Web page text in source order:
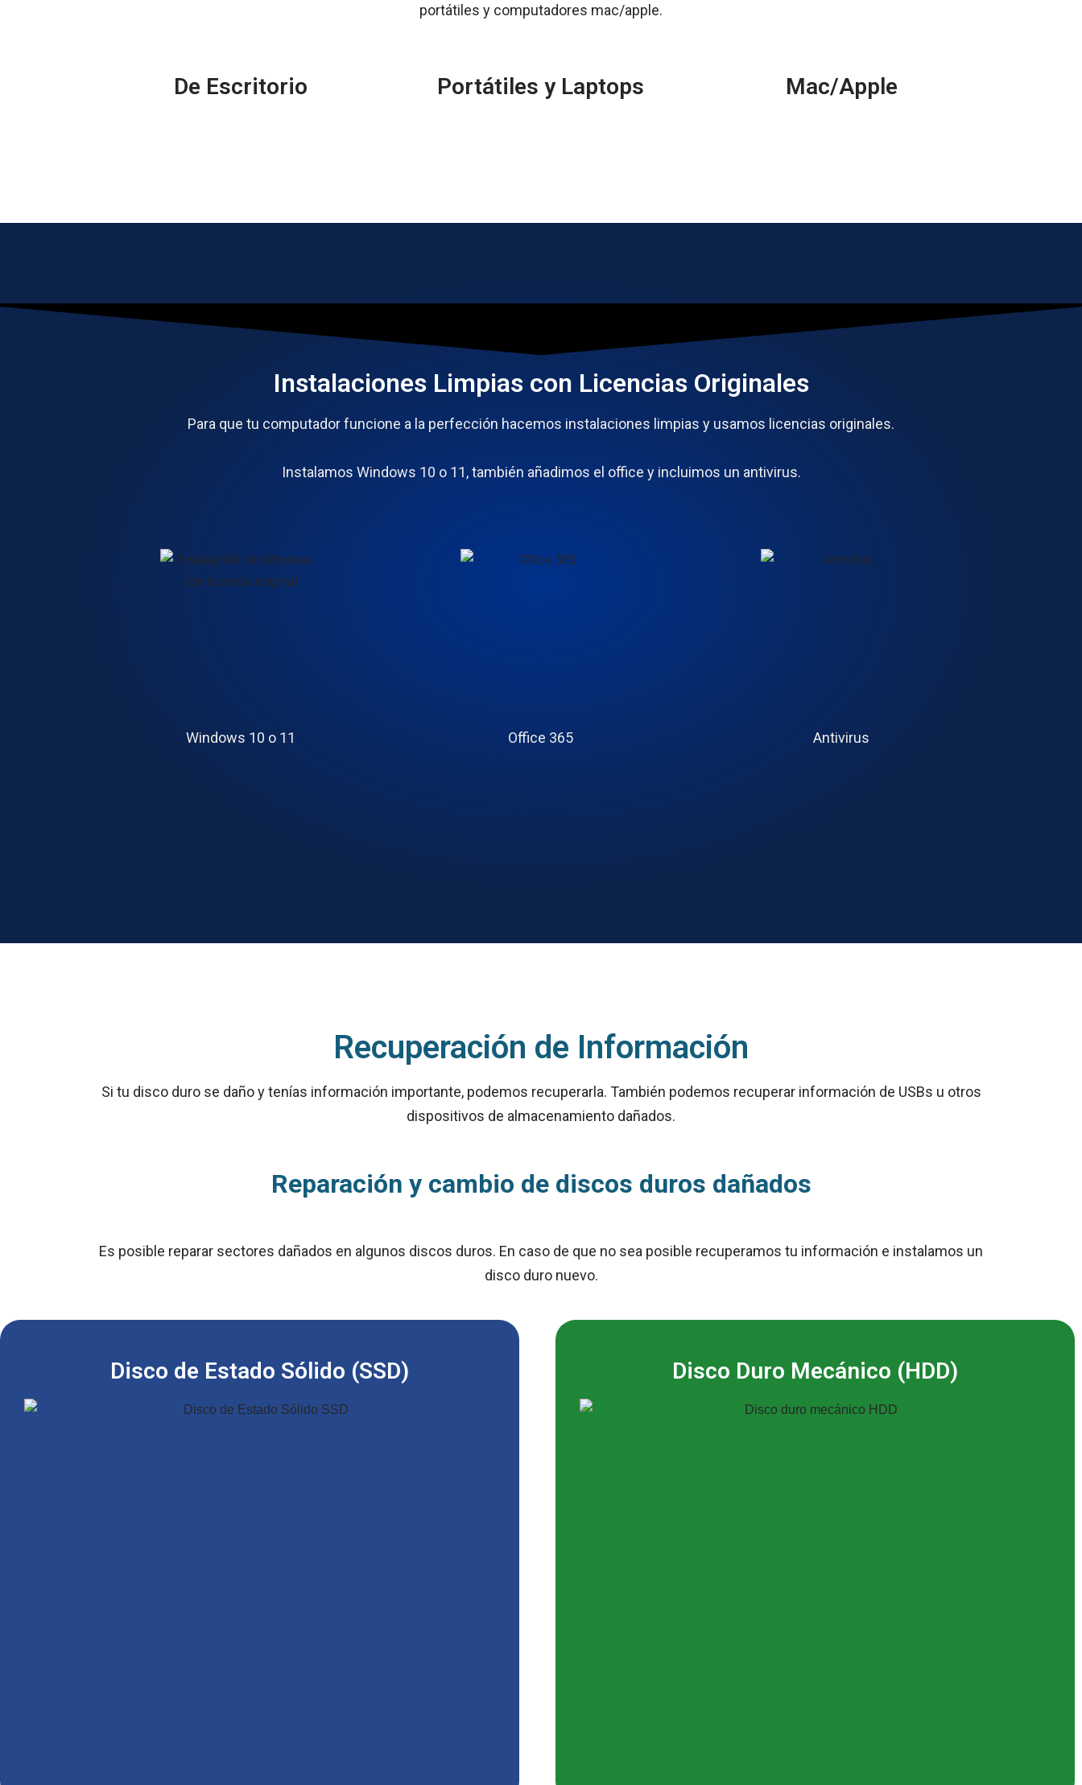
portátiles y computadores mac/apple.
De Escritorio Portátiles y Laptops Mac/Apple
Instalaciones Limpias con Licencias Originales
Para que tu computador funcione a la perfección hacemos instalaciones limpias y usamos licencias originales.
Instalamos Windows 10 o 11, también añadimos el office y incluimos un antivirus.
Windows 10 o 11 Office 365 Antivirus
Recuperación de Información
Si tu disco duro se daño y tenías información importante, podemos recuperarla. También podemos recuperar información de USBs u otros
dispositivos de almacenamiento dañados.
Reparación y cambio de discos duros dañados
Es posible reparar sectores dañados en algunos discos duros. En caso de que no sea posible recuperamos tu información e instalamos un
disco duro nuevo.
Disco de Estado Sólido (SSD) Disco Duro Mecánico (HDD)